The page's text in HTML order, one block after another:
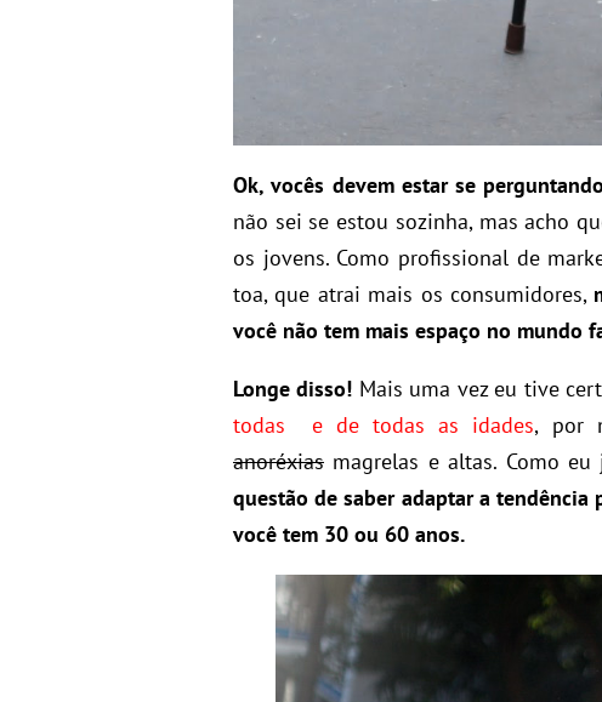
Ok, vocês devem estar se
não sei se estou sozinha, mas acho
os jovens. Como profissional de
toa, que atrai mais os consumidores,
você não tem mais espaço no mundo
Longe disso! Mais uma vez eu tive
todas e de todas as idades, por
anoréxias magrelas e altas. Como
questão de saber adaptar a
você tem 30 ou 60 anos.